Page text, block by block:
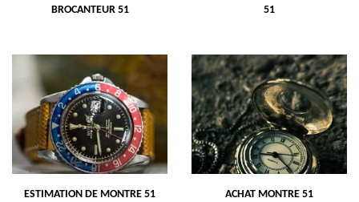
BROCANTEUR 51
51
ESTIMATION DE MONTRE 51 ACHAT MONTRE 51